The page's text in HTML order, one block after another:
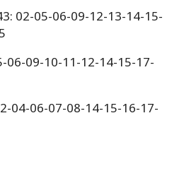
02-05-06-09-12-13-14-15-
06-09-10-11-12-14-15-17-
04-06-07-08-14-15-16-17-